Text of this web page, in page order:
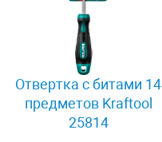
Отвертка с битами 14
предметов Kraftool
25814